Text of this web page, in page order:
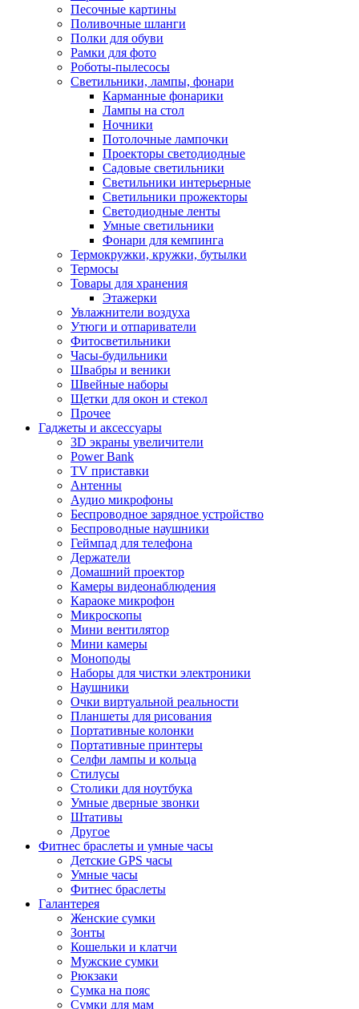
Песочные картины
Поливочные шланги
Полки для обуви
Рамки для фото
Роботы-пылесосы
Светильники, лампы, фонари
Карманные фонарики
Лампы на стол
Ночники
Потолочные лампочки
Проекторы светодиодные
Садовые светильники
Светильники интерьерные
Светильники прожекторы
Светодиодные ленты
Умные светильники
Фонари для кемпинга
Термокружки, кружки, бутылки
Термосы
Товары для хранения
Этажерки
Увлажнители воздуха
Утюги и отпариватели
Фитосветильники
Часы-будильники
Швабры и веники
Швейные наборы
Щетки для окон и стекол
Прочее
Гаджеты и аксессуары
3D экраны увеличители
Power Bank
TV приставки
Антенны
Аудио микрофоны
Беспроводное зарядное устройство
Беспроводные наушники
Геймпад для телефона
Держатели
Домашний проектор
Камеры видеонаблюдения
Караоке микрофон
Микроскопы
Мини вентилятор
Мини камеры
Моноподы
Наборы для чистки электроники
Наушники
Очки виртуальной реальности
Планшеты для рисования
Портативные колонки
Портативные принтеры
Селфи лампы и кольца
Стилусы
Столики для ноутбука
Умные дверные звонки
Штативы
Другое
Фитнес браслеты и умные часы
Детские GPS часы
Умные часы
Фитнес браслеты
Галантерея
Женские сумки
Зонты
Кошельки и клатчи
Мужские сумки
Рюкзаки
Сумка на пояс
Сумки для мам